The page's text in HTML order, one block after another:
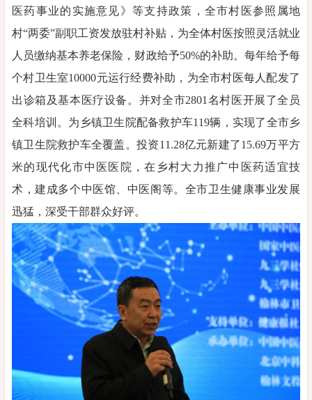
医药事业的实施意见》等支持政策，全市村医参照属地
村“两委”副职工资发放驻村补贴，为全体村医按照灵活就业
人员缴纳基本养老保险，财政给予50%的补助。每年给予每
个村卫生室10000元运行经费补助，为全市村医每人配发了
出诊箱及基本医疗设备。并对全市2801名村医开展了全员
全科培训。为乡镇卫生院配备救护车119辆，实现了全市乡
镇卫生院救护车全覆盖。投资11.28亿元新建了15.69万平方
米的现代化市中医医院，在乡村大力推广中医药适宜技
术，建成多个中医馆、中医阁等。全市卫生健康事业发展
迅猛，深受干部群众好评。